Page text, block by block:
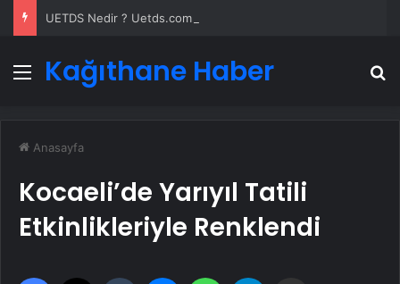
Menü
Kağıthane Haber
Anasayfa
Kocaeli’de Yarıyıl Tatili
Etkinlikleriyle Renklendi
Facebook Tumblr MessengerWhatsApp